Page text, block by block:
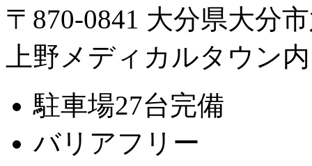
〒870-0841 大分県大分
上野メディカルタウン内
駐車場27台完備
バリアフリー